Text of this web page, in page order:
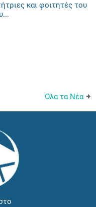
και φοιτητές του
Όλα τα Νέα